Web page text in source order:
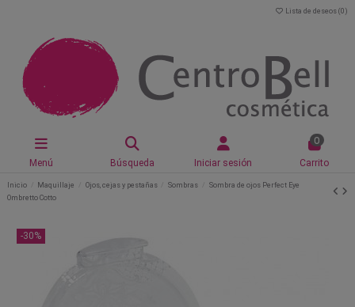
Lista de deseos (0 )
Menú Búsqueda Iniciar sesión
0
Carrito
Inicio Maquillaje Ojos, cejas y pestañas Sombras
Sombra de ojos Perfect Eye
Ombretto Cotto
-30%